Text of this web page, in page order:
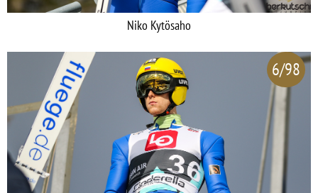
Niko Kytösaho
6/98